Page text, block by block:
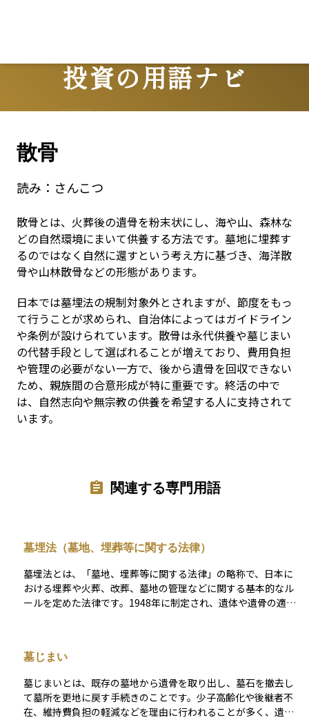
投資の用語ナビ
Terms
散骨
読み： さんこつ
散骨とは、火葬後の遺骨を粉末状にし、海や山、森林な
どの自然環境にまいて供養する方法です。墓地に埋葬す
るのではなく自然に還すという考え方に基づき、海洋散
骨や山林散骨などの形態があります。
日本では墓埋法の規制対象外とされますが、節度をもっ
て行うことが求められ、自治体によってはガイドライン
や条例が設けられています。散骨は永代供養や墓じまい
の代替手段として選ばれることが増えており、費用負担
や管理の必要がない一方で、後から遺骨を回収できない
ため、親族間の合意形成が特に重要です。終活の中で
は、自然志向や無宗教の供養を希望する人に支持されて
います。
関連する専門用語
墓埋法（墓地、埋葬等に関する法律）
墓埋法とは、「墓地、埋葬等に関する法律」の略称で、日本に
おける埋葬や火葬、改葬、墓地の管理などに関する基本的なル
ールを定めた法律です。1948年に制定され、遺体や遺骨の適正
た、遺骨を別の墓所や納骨施設へ移す改葬には「改葬許可証」
が必要です。墓じまいや永代供養といった現代的な供養形態に
も密接に関連しており、相続や資産整理の際にも重要な法的枠
組みとなります。
墓じまい
墓じまいとは、既存の墓地から遺骨を取り出し、墓石を撤去し
て墓所を更地に戻す手続きのことです。少子高齢化や後継者不
在、維持費負担の軽減などを理由に行われることが多く、遺骨